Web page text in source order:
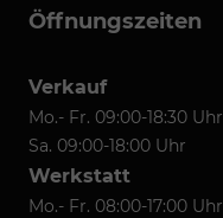
Öffnungszeiten
Verkauf
Mo.- Fr. 09:00-18:30 Uhr
Sa. 09:00-18:00 Uhr
Werkstatt
Mo.- Fr. 08:00-17:00 Uhr